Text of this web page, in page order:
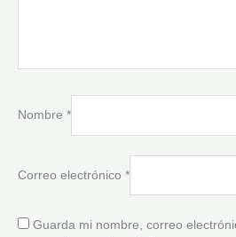
Nombre *
Correo electrónico *
Guarda mi nombre, correo